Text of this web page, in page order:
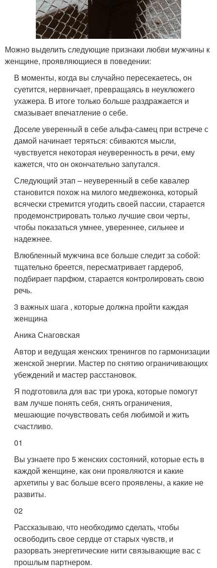
Можно выделить следующие признаки любви мужчины к
женщине, проявляющиеся в поведении:
В моменты, когда вы случайно пересекаетесь, он
суетится, нервничает, превращаясь в неуклюжего
ухажера. В итоге только больше раздражается и
смазывает впечатление о себе.
Доселе уверенный в себе альфа-самец при встрече с
дамой начинает теряться: сбиваются мысли,
чувствуется некоторая неуверенность в речи, ему
кажется, что он окончательно запутался.
Следующий этап – неуверенный в себе кавалер
становится похож на милого медвежонка, который
всячески стремится угодить своей пассии, старается
продемонстрировать только лучшие свои черты,
чтобы показаться умнее, увереннее, сильнее и
надежнее.
Влюбленный мужчина все больше следит за собой:
тщательно бреется, пересматривает гардероб,
подбирает парфюм, старается контролировать свою
речь.
3 важных шага , которые должна пройти каждая
женщина
Аника Снаговская
Автор и ведущая женских тренингов по гармонизации
женской энергии. Мастер по снятию ограничивающих
убеждений и мастер расстановок.
Я подготовила для вас три урока, которые помогут
вам лучше понять себя, снять ограничения,
мешающие почувствовать себя любимой и жить
счастливо.
01
Вы узнаете про 5 женских состояний, которые есть в
каждой женщине, как они проявляются и какие
архетипы у вас больше всего проявлены, а какие не
развиты.
02
Рассказываю, что необходимо сделать, чтобы
освободить свое сердце от старых чувств, и
разорвать энергетические нити связывающие вас с
прошлым партнером.